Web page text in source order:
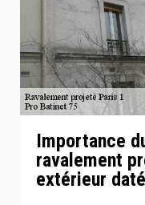
Importance
ravalement
extérieur daté